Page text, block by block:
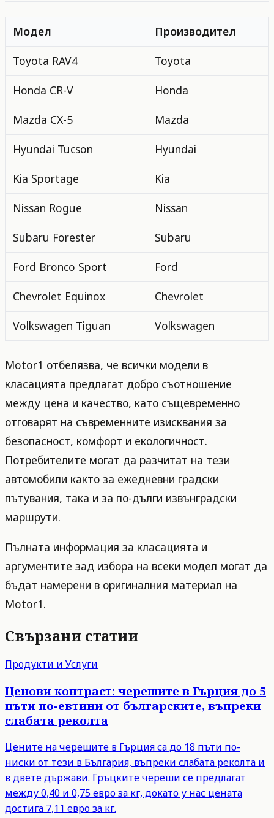
Модел
Производител
Toyota RAV4
Toyota
Honda CR-V
Honda
Mazda CX-5
Mazda
Hyundai Tucson
Hyundai
Kia Sportage
Kia
Nissan Rogue
Nissan
Subaru Forester
Subaru
Ford Bronco Sport
Ford
Chevrolet Equinox
Chevrolet
Volkswagen Tiguan
Volkswagen
Motor1 отбелязва, че всички модели в
класацията предлагат добро съотношение
между цена и качество, като същевременно
отговарят на съвременните изисквания за
безопасност, комфорт и екологичност.
Потребителите могат да разчитат на тези
автомобили както за ежедневни градски
пътувания, така и за по-дълги извънградски
маршрути.
Пълната информация за класацията и
аргументите зад избора на всеки модел могат да
бъдат намерени в оригиналния материал на
Motor1.
Свързани статии
Продукти и Услуги
Ценови контраст: черешите в Гърция до 5
пъти по-евтини от българските, въпреки
слабата реколта
Цените на черешите в Гърция са до 18 пъти по-
ниски от тези в България, въпреки слабата реколта и
в двете държави. Гръцките череши се предлагат
между 0,40 и 0,75 евро за кг, докато у нас цената
достига 7,11 евро за кг.